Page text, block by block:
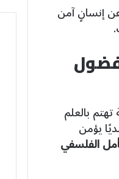
إنسانٍ آمن
بالعلم
يؤمن
الفلسفي